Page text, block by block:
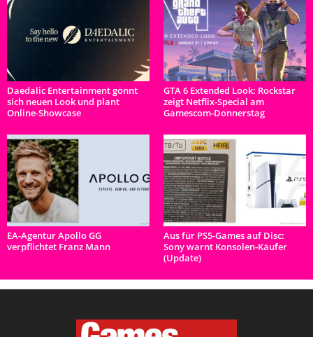
Daedalic Entertainment gönnt
sich neuen Look und plant
Online-Showcase
GTA 6 Extended Look: Rockstar
zeigt Netflix-Special am
Gamescom-Donnerstag
EA-Agentur Apollo GG
verpflichtet Franz Mann
Aus für PS5-Games auf Disc:
Sony warnt Konsolen-Käufer
(Update)